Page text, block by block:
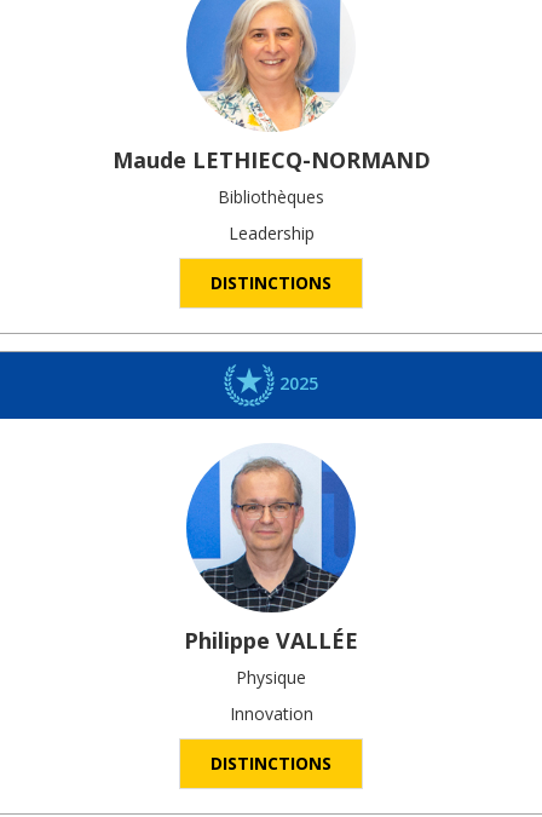
Maude LETHIECQ-NORMAND
Bibliothèques
Leadership
DISTINCTIONS
2025
Philippe VALLÉE
Physique
Innovation
DISTINCTIONS